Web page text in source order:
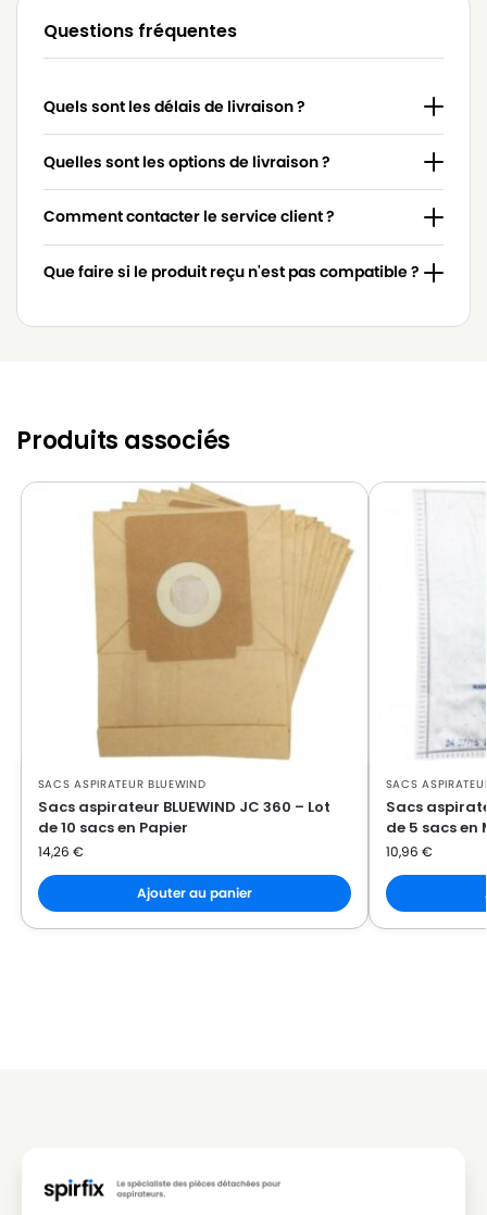
BLUEWIND
BLUEWIND BVC 2000
BLUEWIND
BLUEWIND BVN 2000
BLUEWIND
BLUEWIND CB 950
BLUEWIND
BLUEWIND V 3310
Questions fréquentes
Quels sont les délais de livraison ?
Quelles sont les options de livraison ?
Comment contacter le service client ?
Que faire si le produit reçu n'est pas compatible ?
Produits associés
SACS ASPIRATEUR BLUEWIND
Sacs aspirateur BLUEWIND JC 360 – Lot
de 10 sacs en Papier
14,26 €
Ajouter au panier
SACS
Sacs
de 5 sacs en
10,96 €